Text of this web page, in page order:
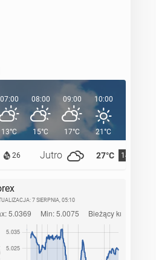
26 Jutro 27°C 14°C
07:00
13°C
08:00
15°C
09:00
17°C
10:00
21°C
7 SIERPNIA, 05:10